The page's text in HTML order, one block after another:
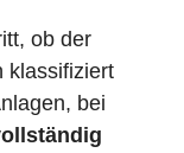
ob der
klassifiziert
bei